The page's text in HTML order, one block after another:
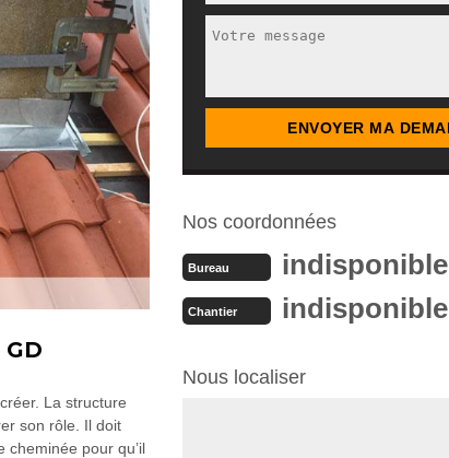
La structure
son rôle. Il doit
cheminée pour qu’il
Nos coordonnées
Bureau indisponible
Chantier indisponible
Nous localiser